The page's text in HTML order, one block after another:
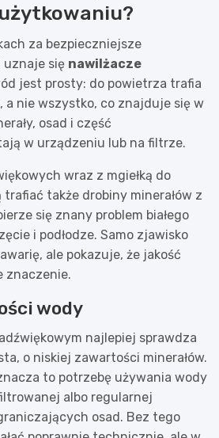
za bezpieczniejsze
uznaje się nawilżacze
jest prosty: do powietrza trafia
a nie wszystko, co znajduje się w
osad i część
w urządzeniu lub na filtrze.
wraz z mgiełką do
także drobiny minerałów z
się znany problem białego
i podłodze. Samo zjawisko
ale pokazuje, że jakość
znaczenie.
wody
najlepiej sprawdza
o niskiej zawartości minerałów.
to potrzebę używania wody
albo regularnej
osad. Bez tego